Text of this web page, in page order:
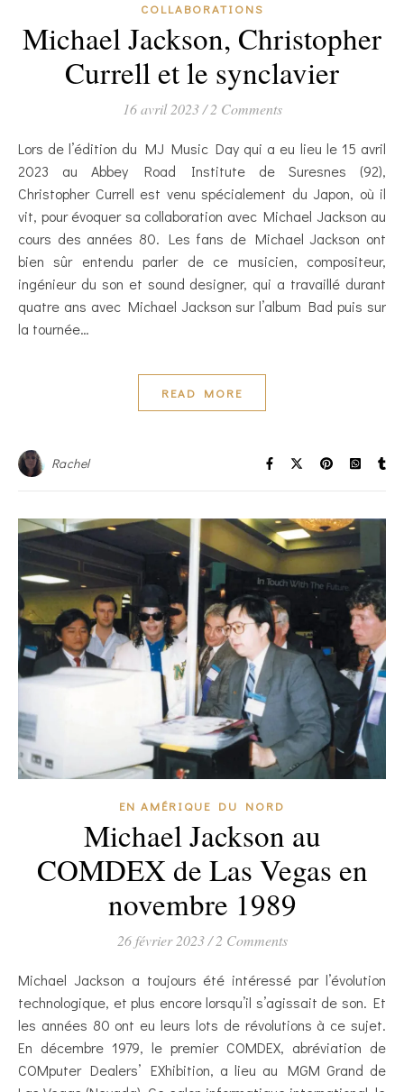
COLLABORATIONS
Michael Jackson, Christopher
Currell et le synclavier
16 avril 2023/ 2 Comments
Lors de l’édition du MJ Music Day qui a eu lieu le 15 avril
2023 au Abbey Road Institute de Suresnes (92),
Christopher Currell est venu spécialement du Japon, où il
vit, pour évoquer sa collaboration avec Michael Jackson au
cours des années 80. Les fans de Michael Jackson ont
bien sûr entendu parler de ce musicien, compositeur,
ingénieur du son et sound designer, qui a travaillé durant
quatre ans avec Michael Jackson sur l’album Bad puis sur
la tournée…
READ MORE
Rachel
EN AMÉRIQUE DU NORD
Michael Jackson au
COMDEX de Las Vegas en
novembre 1989
26 février 2023/ 2 Comments
Michael Jackson a toujours été intéressé par l’évolution
technologique, et plus encore lorsqu’il s’agissait de son. Et
les années 80 ont eu leurs lots de révolutions à ce sujet.
En décembre 1979, le premier COMDEX, abréviation de
COMputer Dealers’ EXhibition, a lieu au MGM Grand de